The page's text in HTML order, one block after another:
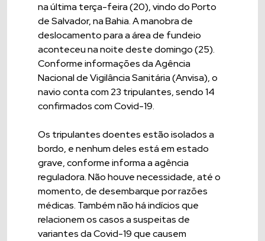
na última terça-feira (20), vindo do Porto
de Salvador, na Bahia. A manobra de
deslocamento para a área de fundeio
aconteceu na noite deste domingo (25).
Conforme informações da Agência
Nacional de Vigilância Sanitária (Anvisa), o
navio conta com 23 tripulantes, sendo 14
confirmados com Covid-19.
Os tripulantes doentes estão isolados a
bordo, e nenhum deles está em estado
grave, conforme informa a agência
reguladora. Não houve necessidade, até o
momento, de desembarque por razões
médicas. Também não há indícios que
relacionem os casos a suspeitas de
variantes da Covid-19 que causem